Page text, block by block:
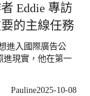
Eddie 專訪
的主線任務
進入國際廣告公
進現實，他在第一
Pauline2025-10-08